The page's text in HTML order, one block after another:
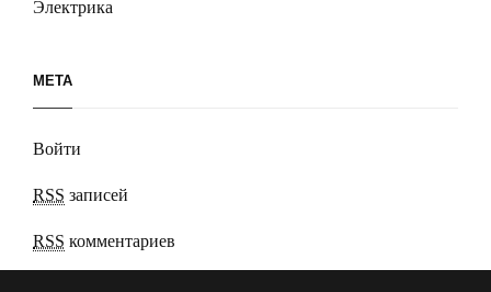
Электрика
МЕТА
Войти
RSS записей
RSS комментариев